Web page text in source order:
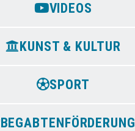
VIDEOS
KUNST & KULTUR
SPORT
BEGABTENFÖRDERUNG